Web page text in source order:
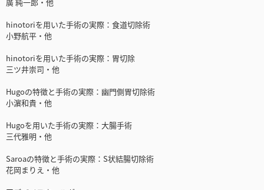
hinotoriを用いた手術の実際：食道切除術
小野航平・他
hinotoriを用いた手術の実際：胃切除
三ツ井崇司・他
Hugoの特徴と手術の実際：幽門側胃切除術
小濵和貴・他
Hugoを用いた手術の実際：大腸手術
三代雅明・他
Saroaの特徴と手術の実際：S状結腸切除術
花岡まりえ・他